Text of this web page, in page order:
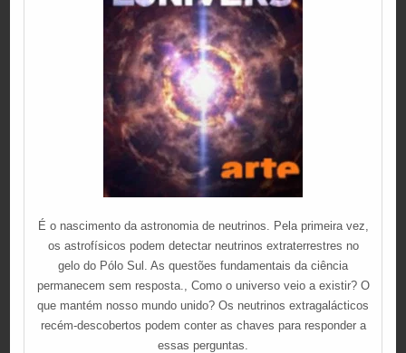
É o nascimento da astronomia de neutrinos. Pela primeira vez,
os astrofísicos podem detectar neutrinos extraterrestres no
gelo do Pólo Sul. As questões fundamentais da ciência
permanecem sem resposta., Como o universo veio a existir? O
que mantém nosso mundo unido? Os neutrinos extragalácticos
recém-descobertos podem conter as chaves para responder a
essas perguntas.